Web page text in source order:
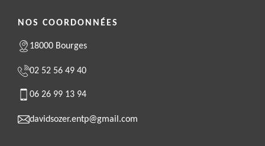
NOS COORDONNÉES
18000 Bourges
02 52 56 49 40
06 26 99 13 94
davidsozer.entp@gmail.com